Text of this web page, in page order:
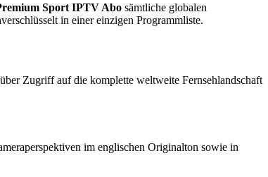
Sport IPTV Abo sämtliche globalen
in einer einzigen Programmliste.
Zugriff auf die komplette weltweite Fernsehlandschaft
im englischen Originalton sowie in